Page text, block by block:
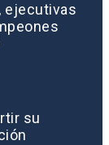
ejecutivas
su